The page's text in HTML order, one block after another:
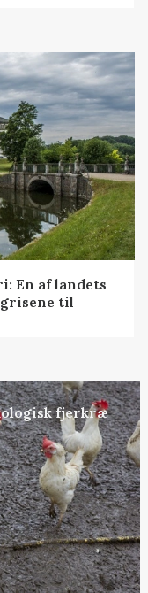
En af landets
til
fjerkræ